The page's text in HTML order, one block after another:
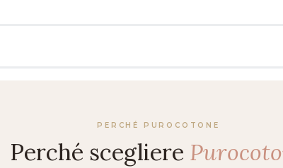
PERCHÉ PUROCOTONE
Perché scegliere